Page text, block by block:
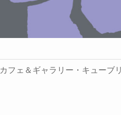
カフェ＆ギャラリー・キューブ